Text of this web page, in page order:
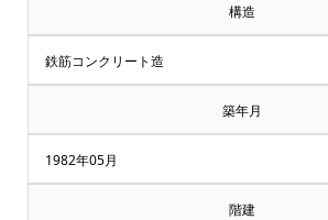
取
談
構造
鉄筋コンクリート造
築年月
1982年05月
階建